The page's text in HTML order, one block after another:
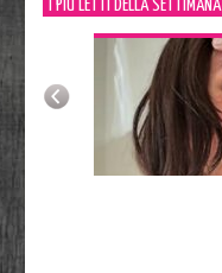
I PIÙ LETTI DELLA SETTIMANA